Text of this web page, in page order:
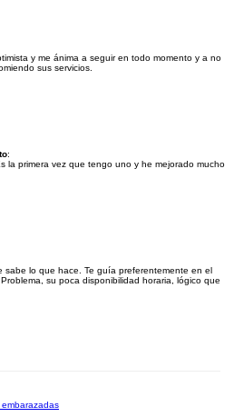
y me ánima a seguir en todo momento y a no
sus servicios.
:
la primera vez que tengo uno y he mejorado mucho
sabe lo que hace. Te guía preferentemente en el
su poca disponibilidad horaria, lógico que